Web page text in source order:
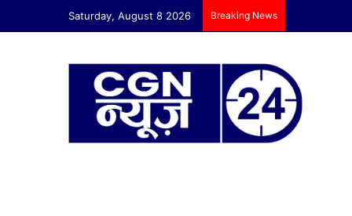
Saturday, August 8 2026 Breaking News